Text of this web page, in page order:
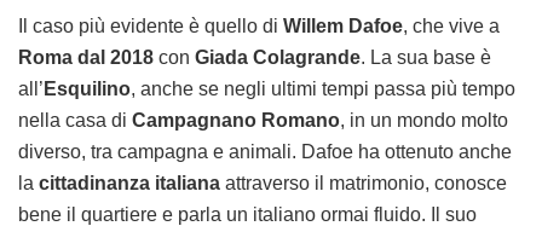
Il caso più evidente è quello di Willem Dafoe, che vive a
Roma dal 2018 con Giada Colagrande. La sua base è
all’ Esquilino, anche se negli ultimi tempi passa più tempo
nella casa di Campagnano Romano, in un mondo molto
diverso, tra campagna e animali. Dafoe ha ottenuto anche
la cittadinanza italiana attraverso il matrimonio, conosce
bene il quartiere e parla un italiano ormai fluido. Il suo